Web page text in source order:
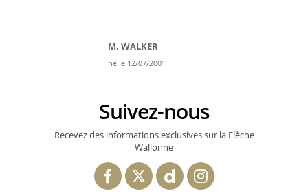
M. WALKER
né le 12/07/2001
Suivez-nous
Recevez des informations exclusives sur la Flèche
Wallonne